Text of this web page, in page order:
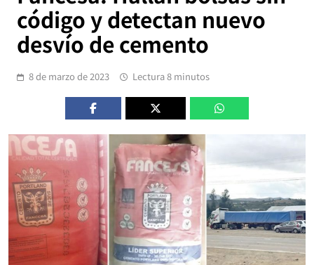
código y detectan nuevo
desvío de cemento
8 de marzo de 2023 Lectura 8 minutos